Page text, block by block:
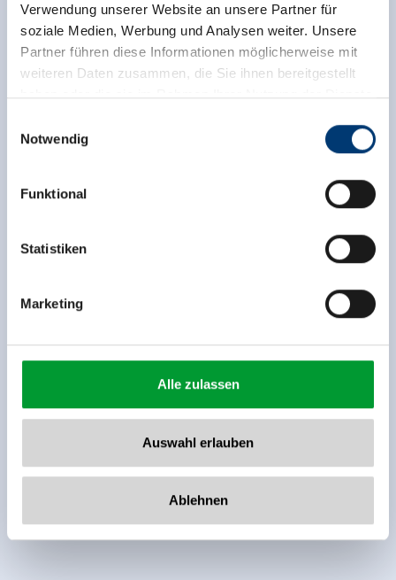
Verwendung unserer Website an unsere Partner für
soziale Medien, Werbung und Analysen weiter. Unsere
Partner führen diese Informationen möglicherweise mit
weiteren Daten zusammen, die Sie ihnen bereitgestellt
haben oder die sie im Rahmen Ihrer Nutzung der Dienste
Rohr 23// A-6280 Zell am Ziller
www.zillertalarena.com
Notwendig
Funktional
Statistiken
Marketing
Alle zulassen
Auswahl erlauben
Ablehnen